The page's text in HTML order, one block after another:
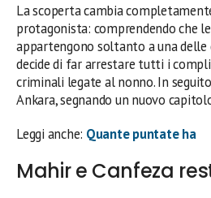
La scoperta cambia
protagonista: comprendendo che
appartengono soltanto a una delle
decide di far arrestare tutti i
criminali legate al nonno. In
Ankara, segnando un nuovo
Leggi anche: Quante puntate ha
Mahir e Canfeza